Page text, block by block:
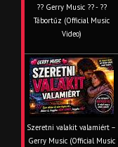
?? Gerry Music ?? - ??
Tábortűz (Official Music
Video)
Szeretni valakit valamiért –
Gerry Music (Official Music